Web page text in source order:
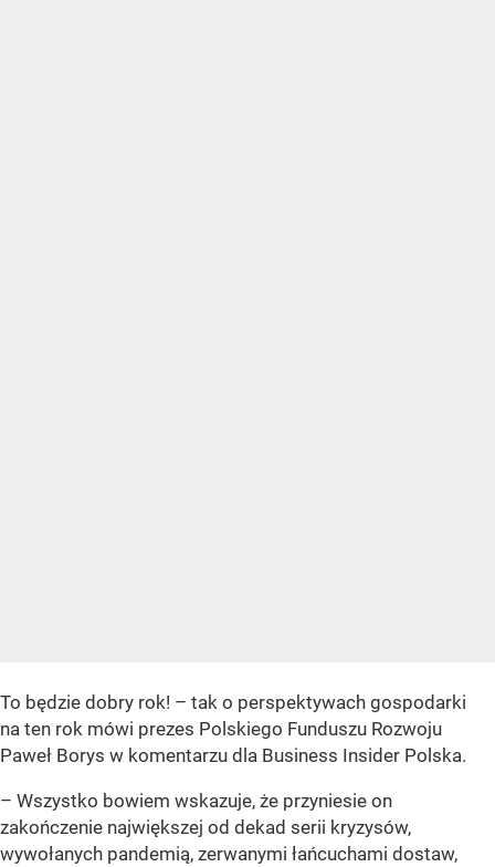
To będzie dobry rok! – tak o perspektywach gospodarki
na ten rok mówi prezes Polskiego Funduszu Rozwoju
Paweł Borys w komentarzu dla Business Insider Polska.
– Wszystko bowiem wskazuje, że przyniesie on
zakończenie największej od dekad serii kryzysów,
wywołanych pandemią, zerwanymi łańcuchami dostaw,